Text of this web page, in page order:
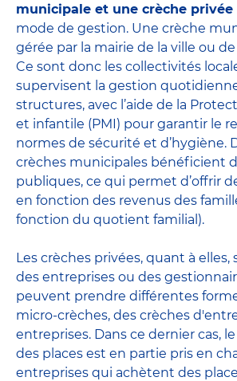
municipale et une crèche privée
mode de gestion. Une crèche
gérée par la mairie de la ville ou
Ce sont donc les collectivités
supervisent la gestion
structures, avec l’aide de la
et infantile (PMI) pour garantir le
normes de sécurité et d’hygiène.
crèches municipales bénéficient
publiques, ce qui permet d’offrir
en fonction des revenus des
fonction du quotient familial).
Les crèches privées, quant à elles,
des entreprises ou des
peuvent prendre différentes
micro-crèches, des crèches
entreprises. Dans ce dernier cas,
des places est en partie pris en
entreprises qui achètent des